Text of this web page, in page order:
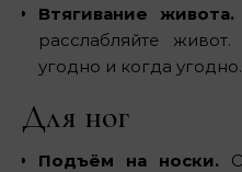
Втягивание живота.
расслабляйте
угодно и когда
Для ног
Подъём на носки.